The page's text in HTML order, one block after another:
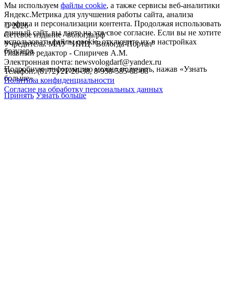
©2026
Сетевое издание "вологда.рф"
Учредитель: МАУ "ИИЦ "Вологда-Портал"
Главный редактор - Спиричев А.М.
Электронная почта: newsvologdarf@yandex.ru
Телефон: (8172) 21-20-38, 8-958-585-08-08
Политика конфиденциальности
Согласие на обработку персональных данных
Мы используем файлы cookie, а также сервисы веб-аналитики
Яндекс.Метрика для улучшения работы сайта, анализа
трафика и персонализации контента. Продолжая использовать
данный сайт, вы даете на это свое согласие. Если вы не хотите
использовать файлы cookie, отключите их в настройках
браузера.
Подробную информацию можно получить, нажав «Узнать
больше».
Принять Узнать больше